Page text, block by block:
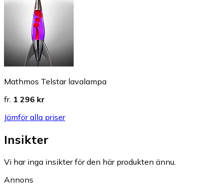
Mathmos Telstar lavalampa
fr. 1 296 kr
Jämför alla priser
Insikter
Vi har inga insikter för den här produkten ännu.
Annons